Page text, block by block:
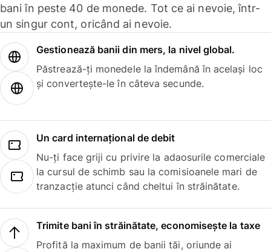
bani în peste 40 de monede. Tot ce ai nevoie, într-
un singur cont, oricând ai nevoie.
Gestionează banii din mers, la nivel global.
Păstrează-ți monedele la îndemână în același loc
și convertește-le în câteva secunde.
Un card internațional de debit
Nu-ți face griji cu privire la adaosurile comerciale
la cursul de schimb sau la comisioanele mari de
tranzacție atunci când cheltui în străinătate.
Trimite bani în străinătate, economisește la taxe
Profită la maximum de banii tăi, oriunde ai